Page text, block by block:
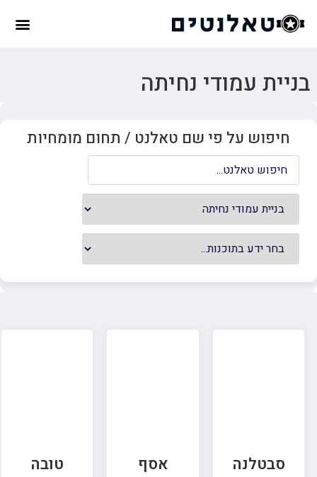
בניית עמודי נחיתה
חיפוש על פי שם טאלנט / תחום מומחיות
סבטלנה
אסף
טובה